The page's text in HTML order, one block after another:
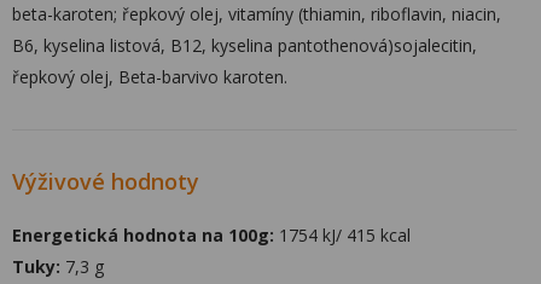
beta-karoten; řepkový olej, vitamíny (thiamin, riboflavin, niacin,
B6, kyselina listová, B12, kyselina pantothenová)sojalecitin,
řepkový olej, Beta-barvivo karoten.
Výživové hodnoty
Energetická hodnota na 100g: 1754 kJ/ 415 kcal
Tuky: 7,3 g